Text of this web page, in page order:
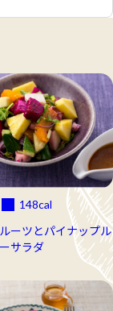
148cal
ーツとパイナップル
サラダ